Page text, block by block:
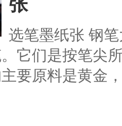
选笔墨纸张 钢
它们是按笔尖
要原料是黄金